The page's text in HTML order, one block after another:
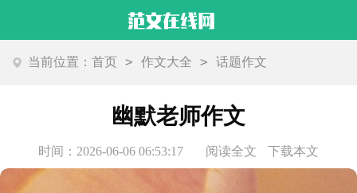
当前位置：首页 > 作文大全 > 话题作文
幽默老师作文
时间：2026-06-06 06:53:17 阅读全文 下载本文